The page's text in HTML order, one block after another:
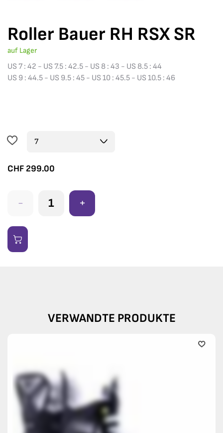
Roller Bauer RH RSX SR
auf Lager
US 7 : 42 - US 7.5 : 42.5 - US 8 : 43 - US 8.5 : 44
US 9 : 44.5 - US 9.5 : 45 - US 10 : 45.5 - US 10.5 : 46
CHF 299.00
- +
VERWANDTE PRODUKTE